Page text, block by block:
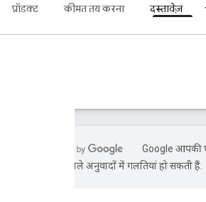
प्रॉडक्ट कीमत तय करना दस्तावेज़
Google आपकी
एआई से मिले अनुवादों में गलतियां हो सकती हैं.